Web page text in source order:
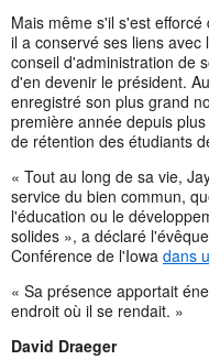
Mais même s'il s'est
il a conservé ses liens avec
conseil d'administration de
d'en devenir le président.
enregistré son plus grand
première année depuis
de rétention des étudiants
« Tout au long de sa vie,
service du bien commun,
l'éducation ou le
solides », a déclaré
Conférence de l'Iowa dans
« Sa présence apportait
endroit où il se rendait. »
David Draeger